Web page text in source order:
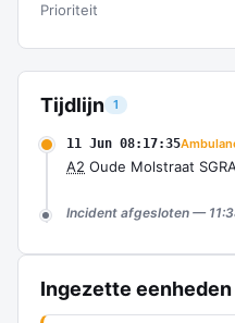
Tijdlijn 1
11 Jun 08:17:35
A2 Oude Molstraat
Incident afgesloten —
Ingezette eenheden
Prioriteit